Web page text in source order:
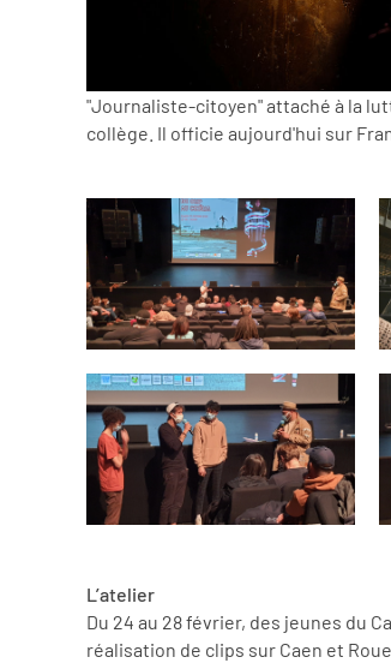
"Journaliste-citoyen" attaché à la
collège. Il officie aujourd'hui sur
L’atelier
Du 24 au 28 février, des jeunes du
réalisation de clips sur Caen et